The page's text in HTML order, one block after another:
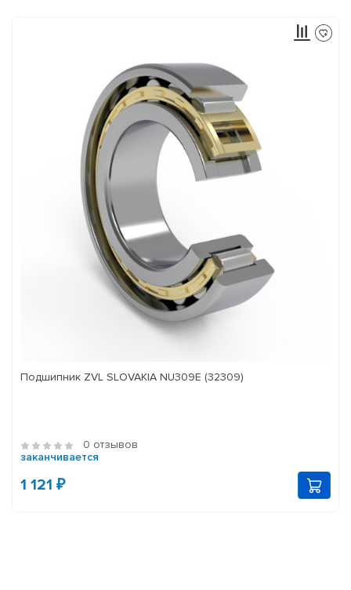
Подшипник ZVL SLOVAKIA NU309E (32309)
0 отзывов
заканчивается
1 121 ₽